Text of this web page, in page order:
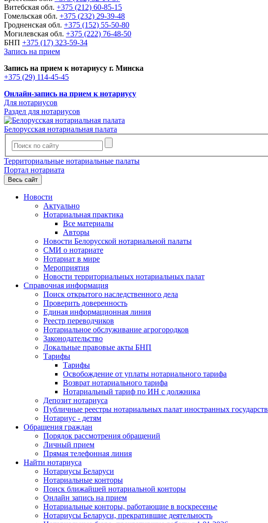
Витебская обл. +375 (212) 60-85-15
Гомельская обл. +375 (232) 29-39-48
Гродненская обл. +375 (152) 55-50-80
Могилевская обл. +375 (222) 76-48-50
БНП +375 (17) 323-59-34
Запись на прием
Запись на прием к нотариусу г. Минска
+375 (29) 114-45-45
Онлайн-запись на прием к нотариусу
Для нотариусов
Раздел для нотариусов
Белорусская нотариальная палата
Территориальные нотариальные палаты
Портал нотариата
Весь сайт
Новости
Актуально
Нотариальная практика
Все материалы
Авторы
Новости Белорусской нотариальной палаты
СМИ о нотариате
Нотариат в мире
Мероприятия
Новости территориальных нотариальных палат
Справочная информация
Поиск открытого наследственного дела
Проверить доверенность
Единая информационная линия
Реестр переводчиков
Нотариальное обслуживание агрогородков
Законодательство
Локальные правовые акты БНП
Тарифы
Тарифы
Освобождение от уплаты нотариального тарифа
Возврат нотариального тарифа
Нотариальный тариф по ИН с должника
Депозит нотариуса
Публичные реестры нотариальных палат иностранных государств
Нотариус - детям
Обращения граждан
Порядок рассмотрения обращений
Личный прием
Прямая телефонная линия
Найти нотариуса
Нотариусы Беларуси
Нотариальные конторы
Поиск ближайшей нотариальной конторы
Онлайн запись на прием
Нотариальные конторы, работающие в воскресенье
Нотариусы Беларуси, прекратившие деятельность